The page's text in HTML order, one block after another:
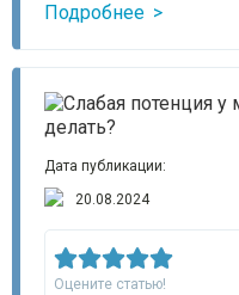
Подробнее
Дата публикации:
20.08.2024
Оцените статью!